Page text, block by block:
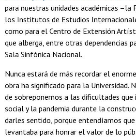
para nuestras unidades académicas –la
los Institutos de Estudios
como para el Centro de Extensión
que alberga, entre otras dependencias
Sala Sinfónica Nacional.
Nunca estará de más recordar el
obra ha significado para la Universidad.
de sobreponernos a las dificultades
social y la pandemia durante la
darles sentido, porque entendíamos
levantaba para honrar el valor de lo